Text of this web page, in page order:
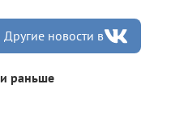
Другие новости в
раньше